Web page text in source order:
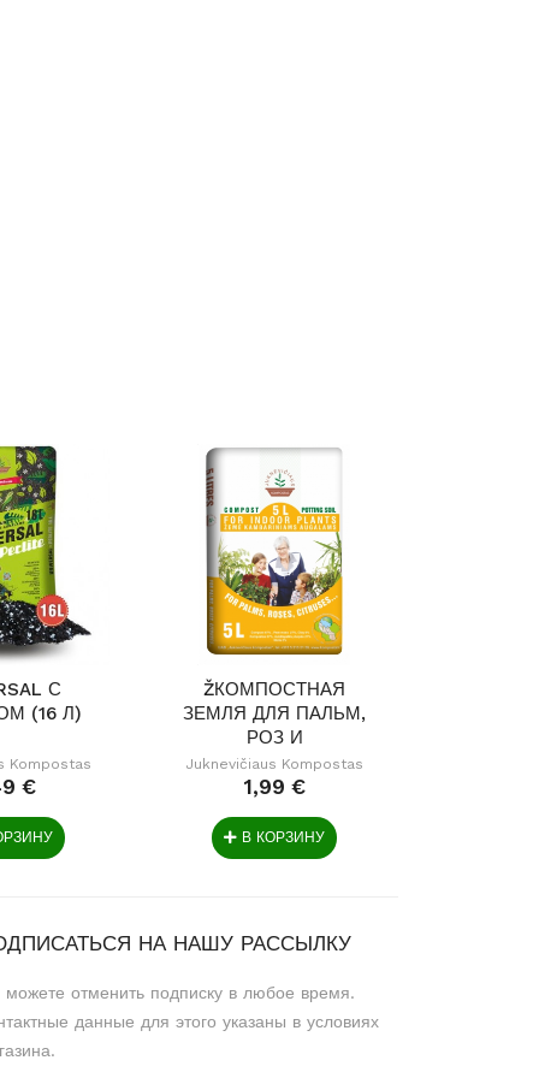
С
(16 Л)
Kompostas
€
ŽКОМПОСТНАЯ
ЗЕМЛЯ ДЛЯ ПАЛЬМ,
РОЗ И
ЦИТРУСОВЫХ...
Juknevičiaus Kompostas
1,99 €
В КОРЗИНУ
НА НАШУ РАССЫЛКУ
отменить подписку в любое время.
данные для этого указаны в условиях